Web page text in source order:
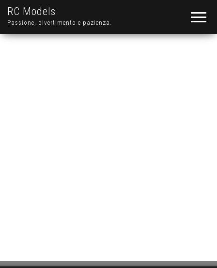
RC Models
Passione, divertimento e pazienza.